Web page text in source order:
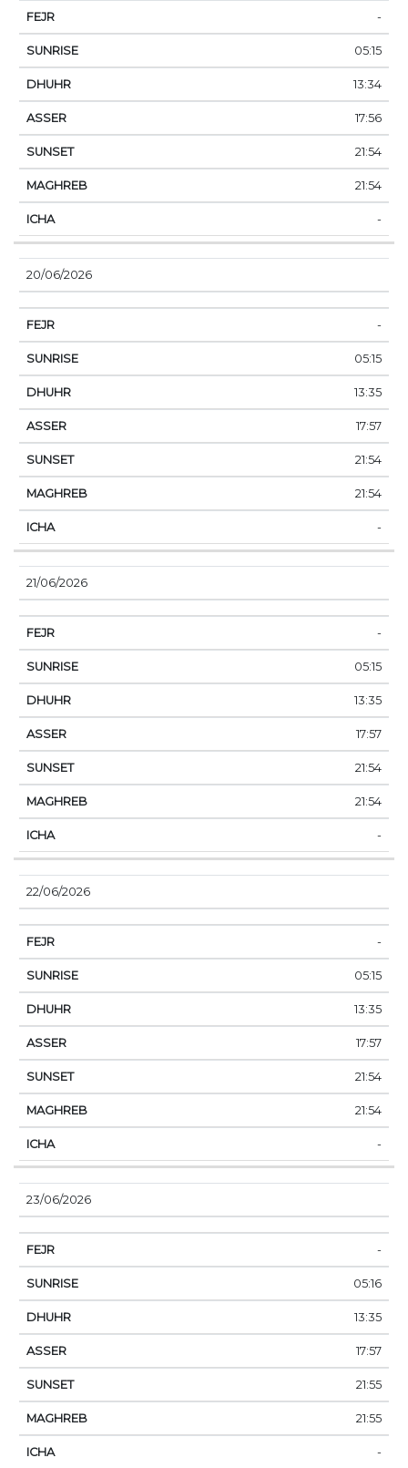
-
05:15
13:34
17:56
21:54
21:54
-
20/06/2026
-
05:15
13:35
17:57
21:54
21:54
-
21/06/2026
-
05:15
13:35
17:57
21:54
21:54
-
22/06/2026
-
05:15
13:35
17:57
21:54
21:54
-
23/06/2026
-
05:16
13:35
17:57
21:55
21:55
-